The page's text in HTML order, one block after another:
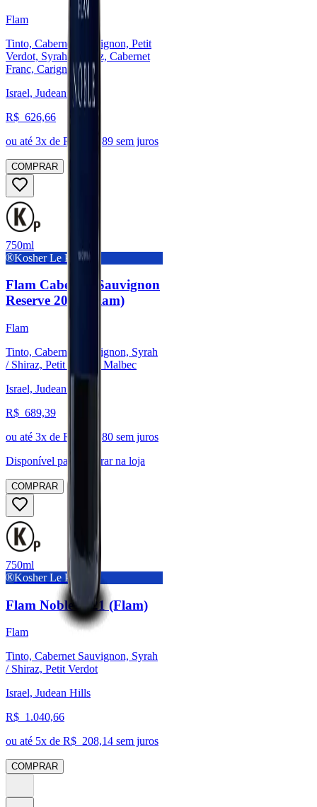
Flam
Tinto, Cabernet Sauvignon, Petit
Verdot, Syrah / Shiraz, Cabernet
Franc, Carignan
Israel, Judean Hills
R$ 626,66
ou até 3x de R$ 208,89 sem juros
COMPRAR
750ml
Kosher Le Pessach
Flam Cabernet Sauvignon
Reserve 2022 (Flam)
Flam
Tinto, Cabernet Sauvignon, Syrah
/ Shiraz, Petit Verdot, Malbec
Israel, Judean Hills
R$ 689,39
ou até 3x de R$ 229,80 sem juros
Disponível para:
Retirar na loja
COMPRAR
750ml
Kosher Le Pessach
Flam Noble 2021 (Flam)
Flam
Tinto, Cabernet Sauvignon, Syrah
/ Shiraz, Petit Verdot
Israel, Judean Hills
R$ 1.040,66
ou até 5x de R$ 208,14 sem juros
COMPRAR